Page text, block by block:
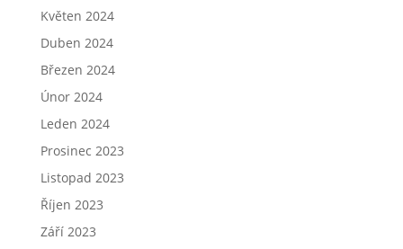
Květen 2024
Duben 2024
Březen 2024
Únor 2024
Leden 2024
Prosinec 2023
Listopad 2023
Říjen 2023
Září 2023